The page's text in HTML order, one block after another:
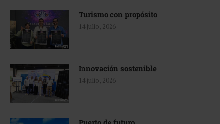
Turismo con propósito
14 julio, 2026
Innovación sostenible
14 julio, 2026